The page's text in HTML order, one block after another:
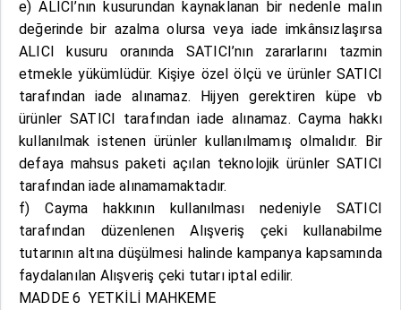
e) ALICI’nın kusurundan kaynaklanan bir nedenle malın
değerinde bir azalma olursa veya iade imkânsızlaşırsa
ALICI kusuru oranında SATICI’nın zararlarını tazmin
etmekle yükümlüdür. Kişiye özel ölçü ve ürünler SATICI
tarafından iade alınamaz. Hijyen gerektiren küpe vb
ürünler SATICI tarafından iade alınamaz. Cayma hakkı
kullanılmak istenen ürünler kullanılmamış olmalıdır. Bir
defaya mahsus paketi açılan teknolojik ürünler SATICI
tarafından iade alınamamaktadır.
f) Cayma hakkının kullanılması nedeniyle SATICI
tarafından düzenlenen Alışveriş çeki kullanabilme
tutarının altına düşülmesi halinde kampanya kapsamında
faydalanılan Alışveriş çeki tutarı iptal edilir.
MADDE 6 YETKİLİ MAHKEME